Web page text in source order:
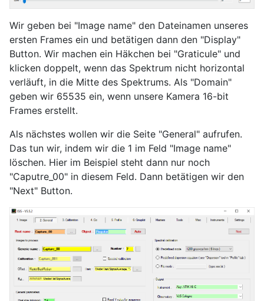
Wir geben bei "Image name" den Dateinamen unseres
ersten Frames ein und betätigen dann den "Display"
Button. Wir machen ein Häkchen bei "Graticule" und
klicken doppelt, wenn das Spektrum nicht horizontal
verläuft, in die Mitte des Spektrums. Als "Domain"
geben wir 65535 ein, wenn unsere Kamera 16-bit
Frames erstellt.
Als nächstes wollen wir die Seite "General" aufrufen.
Das tun wir, indem wir die 1 im Feld "Image name"
löschen. Hier im Beispiel steht dann nur noch
"Caputre_00" in diesem Feld. Dann betätigen wir den
"Next" Button.